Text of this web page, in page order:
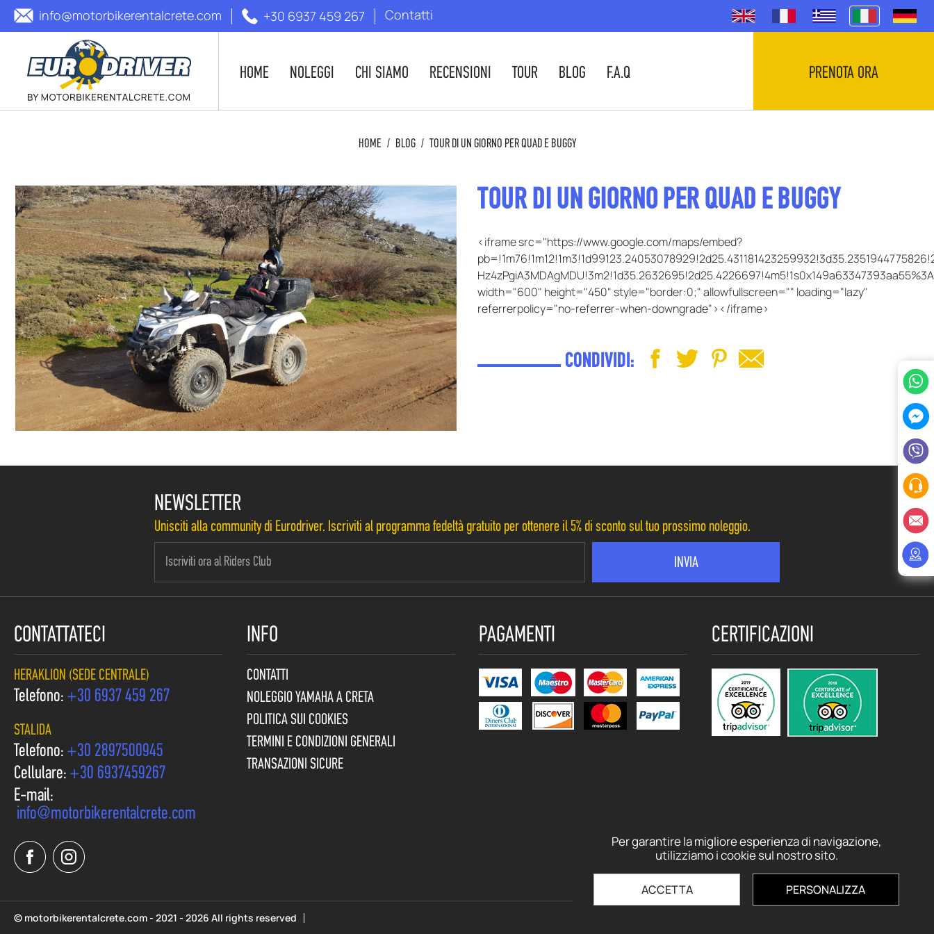
Per garantire la migliore esperienza di navigazione,
utilizziamo i cookie sul nostro sito.
ACCETTA PERSONALIZZA
info@motorbikerentalcrete.com +30 6937 459 267 Contatti
HOME NOLEGGI CHI SIAMO RECENSIONI TOUR BLOG F.A.Q PRENOTA ORA
HOME / BLOG / TOUR DI UN GIORNO PER QUAD E BUGGY
TOUR DI UN GIORNO PER QUAD E BUGGY
<iframe src="https://www.google.com/maps/embed?
width="600" height="450" style="border:0;" allowfullscreen="" loading="lazy"
referrerpolicy="no-referrer-when-downgrade"></iframe>
CONDIVIDI:
NEWSLETTER
Unisciti alla community di Eurodriver. Iscriviti al programma fedeltà gratuito per ottenere il 5% di sconto sul tuo prossimo noleggio.
CONTATTATECI
HERAKLION (SEDE CENTRALE)
Telefono: +30 6937 459 267
STALIDA
Telefono: +30 2897500945
Cellulare: +30 6937459267
E-mail:
info@motorbikerentalcrete.com
INFO
CONTATTI
NOLEGGIO YAMAHA A CRETA
POLITICA SUI COOKIES
TERMINI E CONDIZIONI GENERALI
TRANSAZIONI SICURE
PAGAMENTI CERTIFICAZIONI
© motorbikerentalcrete.com - 2021 - 2026 All rights reserved